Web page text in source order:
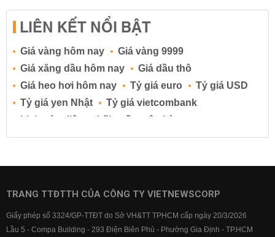
LIÊN KẾT NỔI BẬT
Giá vàng hôm nay
Giá vàng 9999
Giá xăng dầu hôm nay
Giá dầu thô
Giá heo hơi hôm nay
Tỷ giá euro
Tỷ giá USD
Tỷ giá yen Nhật
Tỷ giá vietcombank
Lịch cúp điện
Lãi suất ngân hàng
Lãi suất tiết kiệm
Lãi suất tiền gửi
Lãi suất ngân hàng BIDV
Lãi suất ngân hàng Vietcombank
TRANG TTĐTTH CỦA CÔNG TY VIETNEWSCORP
Giấy phép số 3324/GP-TTĐT do Sở VH&TT TPHCM cấp ngày 20/3/2026
Lầu 5 - Compa Building - 293 Điện Biên Phủ - Phường Gia Định - TP.HCM